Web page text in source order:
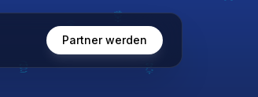
Partner werden